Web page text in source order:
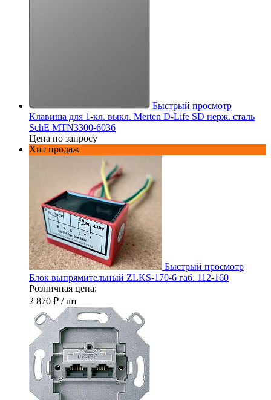
Быстрый просмотр
Клавиша для 1-кл. выкл. Merten D-Life SD нерж. сталь
SchE MTN3300-6036
Цена по запросу
Хит продаж
Быстрый просмотр
Блок выпрямительный ZLKS-170-6 габ. 112-160
Розничная цена:
2 870 ₽ / шт